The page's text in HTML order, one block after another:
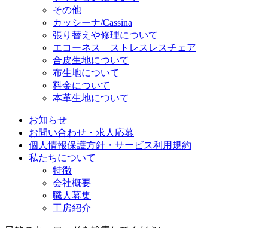
その他
カッシーナ/Cassina
張り替えや修理について
エコーネス ストレスレスチェア
合皮生地について
布生地について
料金について
本革生地について
お知らせ
お問い合わせ・求人応募
個人情報保護方針・サービス利用規約
私たちについて
特徴
会社概要
職人募集
工房紹介